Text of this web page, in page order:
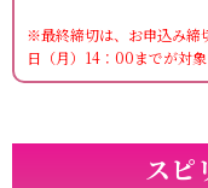
※最終締切は、お申込み締
日（月）14：00までが対象
スピ